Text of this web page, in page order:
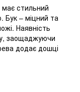
стильний
Бук – міцний та
Наявність
заощаджуючи
додає дошці